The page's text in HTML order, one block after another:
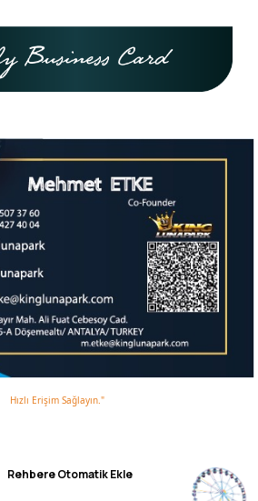
Hızlı Erişim
Rehbere Otomatik Ekle